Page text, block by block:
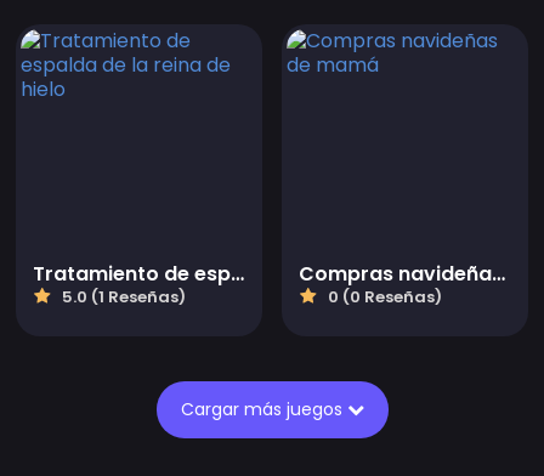
Tratamiento de espalda de la reina de hielo
5.0 (1 Reseñas)
Compras navideñas de mamá
0 (0 Reseñas)
Cargar más juegos